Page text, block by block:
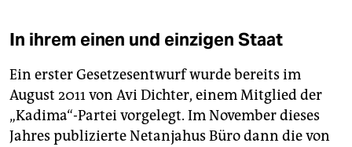
In ihrem einen und einzigen Staat
Ein erster Gesetzesentwurf wurde bereits im
August 2011 von Avi Dichter, einem Mitglied der
„Kadima“-Partei vorgelegt. Im November dieses
Jahres publizierte Netanjahus Büro dann die von